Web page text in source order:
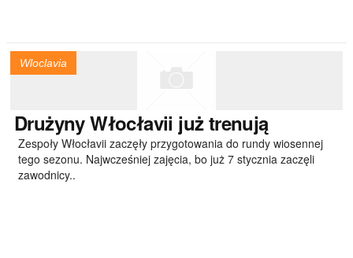
Wloclavia
DrużynyWłocłavii już trenują
Zespoły Włocłavii zaczęły przygotowania do rundy wiosennej
tego sezonu. Najwcześniej zajęcia, bo już 7 stycznia zaczęli
zawodnicy..